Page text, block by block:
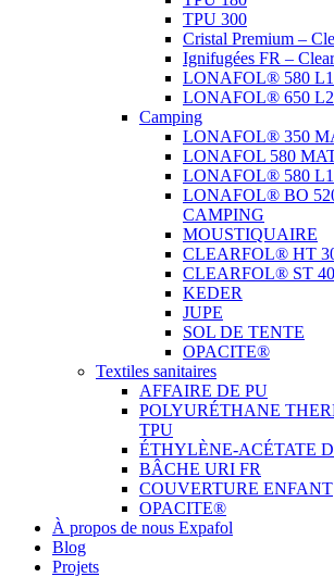
TPU 300
Cristal Premium –
Ignifugées FR –
LONAFOL® 580 L1
LONAFOL® 650 L2
Camping
LONAFOL® 350
LONAFOL 580
LONAFOL® 580 L1
LONAFOL® BO
CAMPING
MOUSTIQUAIRE
CLEARFOL® HT
CLEARFOL® ST
KEDER
JUPE
SOL DE TENTE
OPACITE®
Textiles sanitaires
AFFAIRE DE PU
POLYURÉTHANE
TPU
ÉTHYLÈNE-ACÉTATE
BÂCHE URI FR
COUVERTURE ENFANT
OPACITE®
À propos de nous Expafol
Blog
Projets